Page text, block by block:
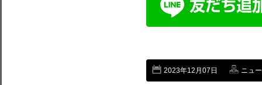
2023年12月07日 ニュ